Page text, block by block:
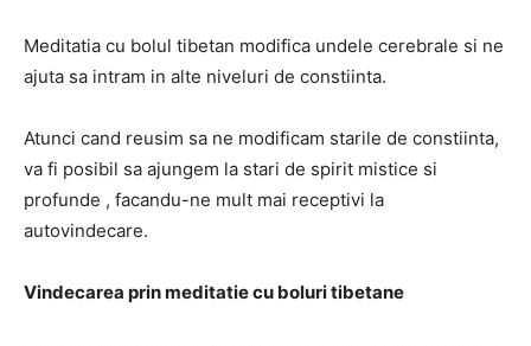
Meditatia cu bolul tibetan modifica undele cerebrale si ne
ajuta sa intram in alte niveluri de constiinta.
Atunci cand reusim sa ne modificam starile de constiinta,
va fi posibil sa ajungem la stari de spirit mistice si
profunde , facandu-ne mult mai receptivi la
autovindecare.
Vindecarea prin meditatie cu boluri tibetane